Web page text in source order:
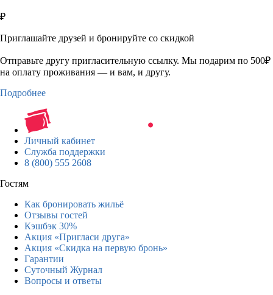
₽
Приглашайте друзей и бронируйте со скидкой
Отправьте другу пригласительную ссылку. Мы подарим по 500₽
на оплату проживания — и вам, и другу.
Подробнее
Личный кабинет
Служба поддержки
8 (800) 555 2608
Гостям
Как бронировать жильё
Отзывы гостей
Кэшбэк 30%
Акция «Пригласи друга»
Акция «Скидка на первую бронь»
Гарантии
Суточный Журнал
Вопросы и ответы